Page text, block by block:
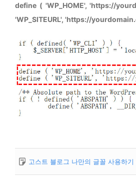
define ( 'WP_HOME', 'https://
'WP_SITEURL', 'https://
고스트 블로그 나만의 글꼴 사용하